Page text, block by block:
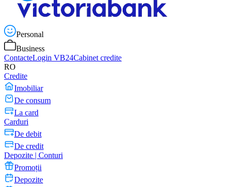
Personal
Business
ContacteLogin VB24Cabinet credite
RO
Credite
Imobiliar
De consum
La card
Carduri
De debit
De credit
Depozite | Conturi
Promoții
Depozite